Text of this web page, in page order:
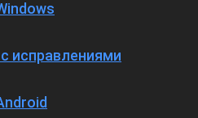
исправлениями